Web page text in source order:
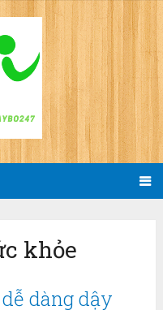
khỏe
dàng dậy